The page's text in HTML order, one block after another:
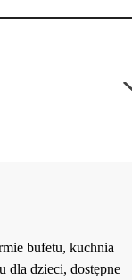
bufetu, kuchnia
dla dzieci, dostępne